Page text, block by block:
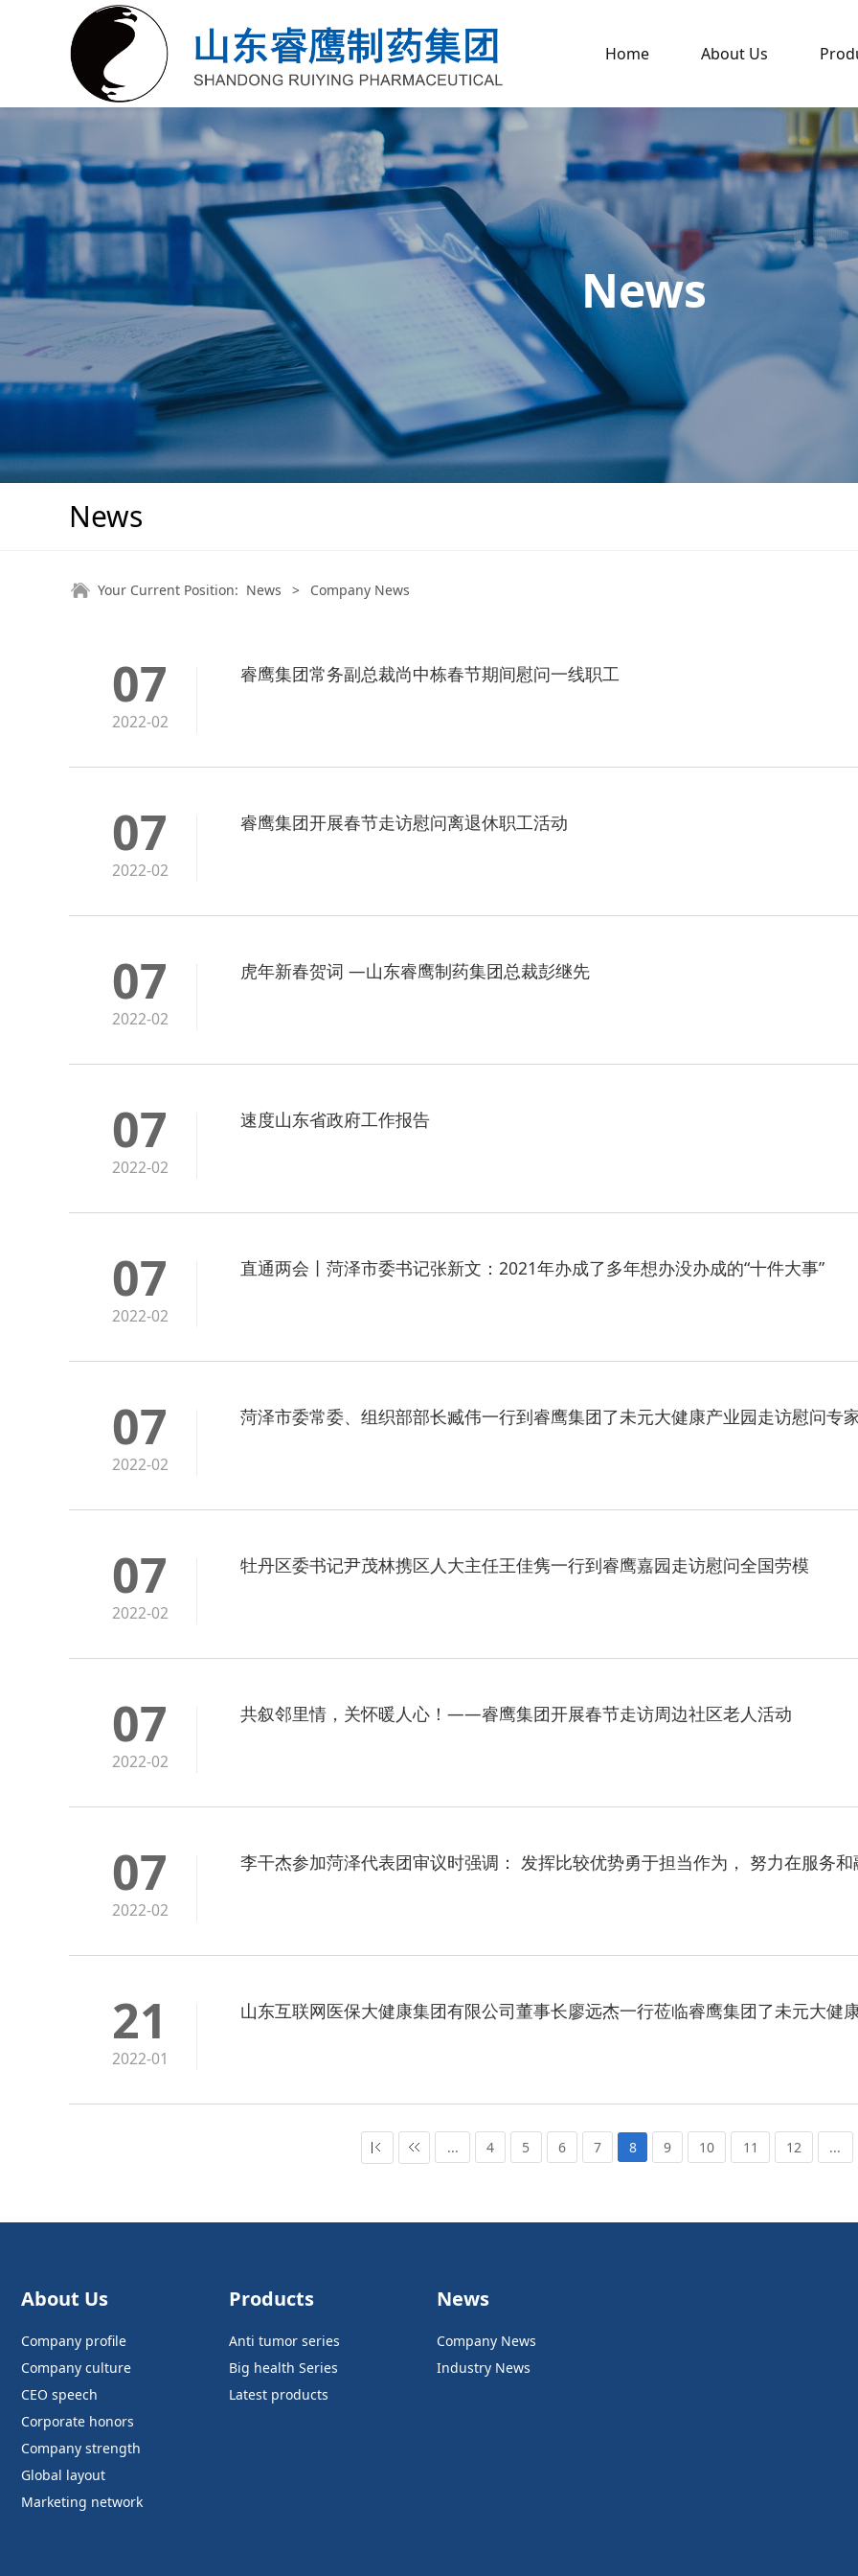
Home About Us
News
News
Your Current Position: News > Company News
07
2022-02
睿鹰集团常务副总裁尚中栋春节期间慰问一线职工
07
2022-02
睿鹰集团开展春节走访慰问离退休职工活动
07
2022-02
虎年新春贺词 —山东睿鹰制药集团总裁彭继先
07
2022-02
速度山东省政府工作报告
07
2022-02
直通两会丨菏泽市委书记张新文：2021年办成了多年想办没办成的“十件大事”
07
2022-02
菏泽市委常委、组织部部长臧伟一行到睿鹰集团了未元大健康产业园走访慰问专
07
2022-02
牡丹区委书记尹茂林携区人大主任王佳隽一行到睿鹰嘉园走访慰问全国劳模
07
2022-02
共叙邻里情，关怀暖人心！——睿鹰集团开展春节走访周边社区老人活动
07
2022-02
李干杰参加菏泽代表团审议时强调： 发挥比较优势勇于担当作为， 努力在服务
21
2022-01
山东互联网医保大健康集团有限公司董事长廖远杰一行莅临睿鹰集团了未元大健
... 4 5 6 7 8 9 10 11 12 ...
About Us
Company profile
Company culture
CEO speech
Corporate honors
Company strength
Global layout
Marketing network
Products
Anti tumor series
Big health Series
Latest products
News
Company News
Industry News